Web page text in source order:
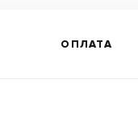
ОПЛАТА